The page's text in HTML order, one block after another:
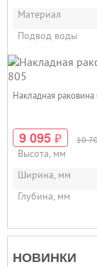
Материал
Подвод воды
Накладная
9 095 ₽ 10
Высота, мм
Ширина, мм
Глубина, мм
НОВИНКИ